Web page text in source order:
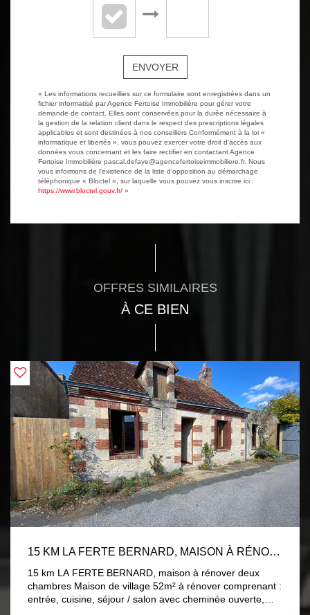
ENVOYER
« Les informations recueillies sur ce formulaire sont enregistrées dans un
fichier informatisé par Agence Fertoise Immobilière pour gérer votre
demande de contact. Elles sont conservées pour la durée nécessaire à
la gestion de la relation client dans le respect des prescriptions légales
applicables et sont destinées à nos conseillers Conformément à la loi «
informatique et libertés », vous pouvez exercer votre droit d'accès aux
données vous concernant et les faire rectifier en contactant Agence
Fertoise Immobilière pascal.defaye@agencefertoiseimmobiliere.fr. Nous
vous informons de l'existence de la liste d'opposition au démarchage
téléphonique « Bloctel », sur laquelle vous pouvez vous inscrire ici :
https://www.bloctel.gouv.fr/ »
OFFRES SIMILAIRES
À CE BIEN
15 KM LA FERTE BERNARD, MAISON À RÉNOVER DEUX CHAMBRES
15 km LA FERTE BERNARD, maison à rénover deux
chambres Maison de village 52m² à rénover comprenant :
entrée, cuisine, séjour / salon avec cheminée ouverte,